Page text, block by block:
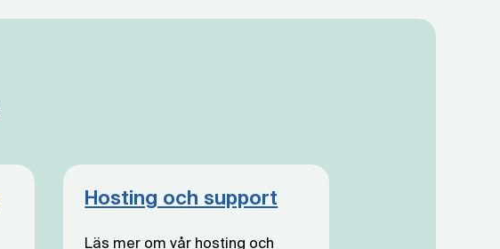
Hosting och support
Läs mer om vår hosting och